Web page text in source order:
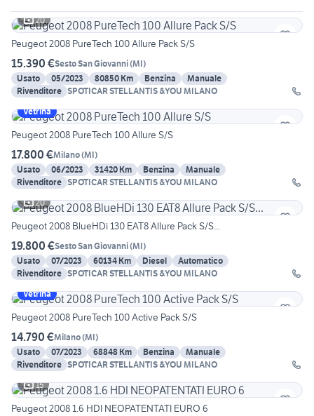
20
Peugeot 2008 PureTech 100 Allure Pack S/S
15.390 €Sesto San Giovanni(MI)
Usato
05/2023 80850 Km Benzina
Manuale
Rivenditore SPOTICAR STELLANTIS &YOU MILANO
Vetrina
Peugeot 2008 PureTech 100 Allure S/S
17.800 €Milano(MI)
Usato
06/2023 31420 Km Benzina
Manuale
Rivenditore SPOTICAR STELLANTIS &YOU MILANO
20
Peugeot 2008 BlueHDi 130 EAT8 Allure Pack S/S...
19.800 €Sesto San Giovanni(MI)
Usato
07/2023 60134 Km Diesel
Automatico
Rivenditore SPOTICAR STELLANTIS &YOU MILANO
Vetrina
Peugeot 2008 PureTech 100 Active Pack S/S
14.790 €Milano(MI)
Usato
07/2023 68848 Km Benzina
Manuale
Rivenditore SPOTICAR STELLANTIS &YOU MILANO
15
Peugeot 2008 1.6 HDI NEOPATENTATI EURO 6